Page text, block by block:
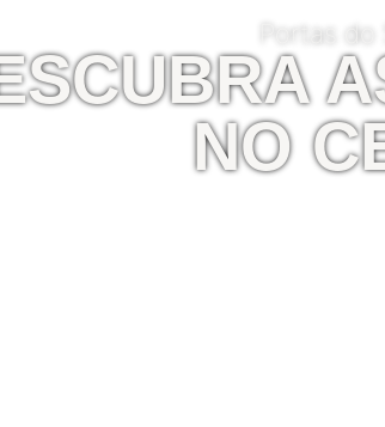
Portas
NO